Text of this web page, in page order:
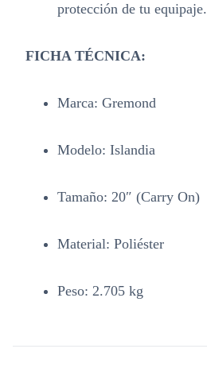
protección de tu equipaje.
FICHA TÉCNICA:
Marca: Gremond
Modelo: Islandia
Tamaño: 20″ (Carry On)
Material: Poliéster
Peso: 2.705 kg